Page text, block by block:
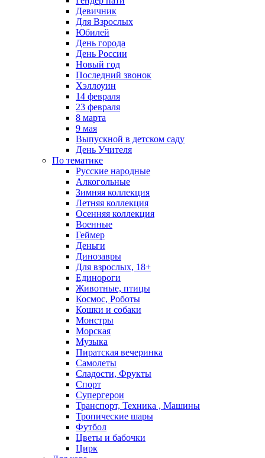
Девичник
Для Взрослых
Юбилей
День города
День России
Новый год
Последний звонок
Хэллоуин
14 февраля
23 февраля
8 марта
9 мая
Выпускной в детском саду
День Учителя
По тематике
Русские народные
Алкогольные
Зимняя коллекция
Летняя коллекция
Осенняя коллекция
Военные
Геймер
Деньги
Динозавры
Для взрослых, 18+
Единороги
Животные, птицы
Космос, Роботы
Кошки и собаки
Монстры
Морская
Музыка
Пиратская вечеринка
Самолеты
Сладости, Фрукты
Спорт
Супергерои
Транспорт, Техника , Машины
Тропические шары
Футбол
Цветы и бабочки
Цирк